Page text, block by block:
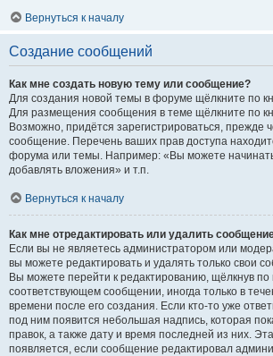
Вернуться к началу
Создание сообщений
Как мне создать новую тему или сообщение?
Для создания новой темы в форуме щёлкните по
Для размещения сообщения в теме щёлкните по
Возможно, придётся зарегистрироваться, прежде
сообщение. Перечень ваших прав доступа
форума или темы. Например: «Вы можете
добавлять вложения» и т.п.
Вернуться к началу
Как мне отредактировать или удалить
Если вы не являетесь администратором или
вы можете редактировать и удалять только свои
Вы можете перейти к редактированию, щёлкнув по
соответствующем сообщении, иногда только в
времени после его создания. Если кто-то уже
под ним появится небольшая надпись, которая
правок, а также дату и время последней из них.
появляется, если сообщение редактировал